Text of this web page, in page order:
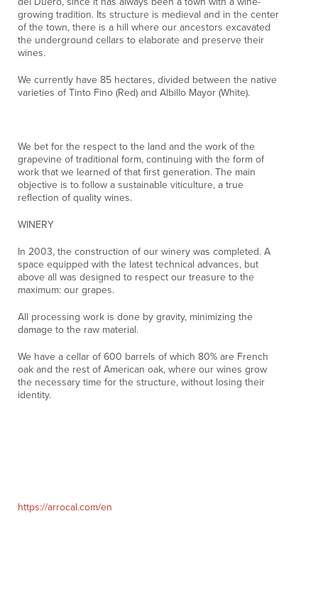
growing tradition. Its structure is medieval and in the center
of the town, there is a hill where our ancestors excavated
the underground cellars to elaborate and preserve their
wines.
We currently have 85 hectares, divided between the native
varieties of Tinto Fino (Red) and Albillo Mayor (White).
We bet for the respect to the land and the work of the
grapevine of traditional form, continuing with the form of
work that we learned of that first generation. The main
objective is to follow a sustainable viticulture, a true
reflection of quality wines.
WINERY
In 2003, the construction of our winery was completed. A
space equipped with the latest technical advances, but
above all was designed to respect our treasure to the
maximum: our grapes.
All processing work is done by gravity, minimizing the
damage to the raw material.
We have a cellar of 600 barrels of which 80% are French
oak and the rest of American oak, where our wines grow
the necessary time for the structure, without losing their
identity.
https://arrocal.com/en